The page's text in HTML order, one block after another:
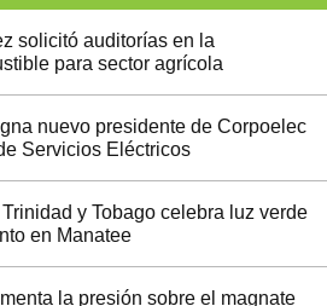
solicitó auditorías en la
para sector agrícola
nuevo presidente de Corpoelec
Servicios Eléctricos
y Tobago celebra luz verde
en Manatee
la presión sobre el magnate